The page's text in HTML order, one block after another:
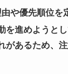
や優先順位を
を進めようとし
があるため、